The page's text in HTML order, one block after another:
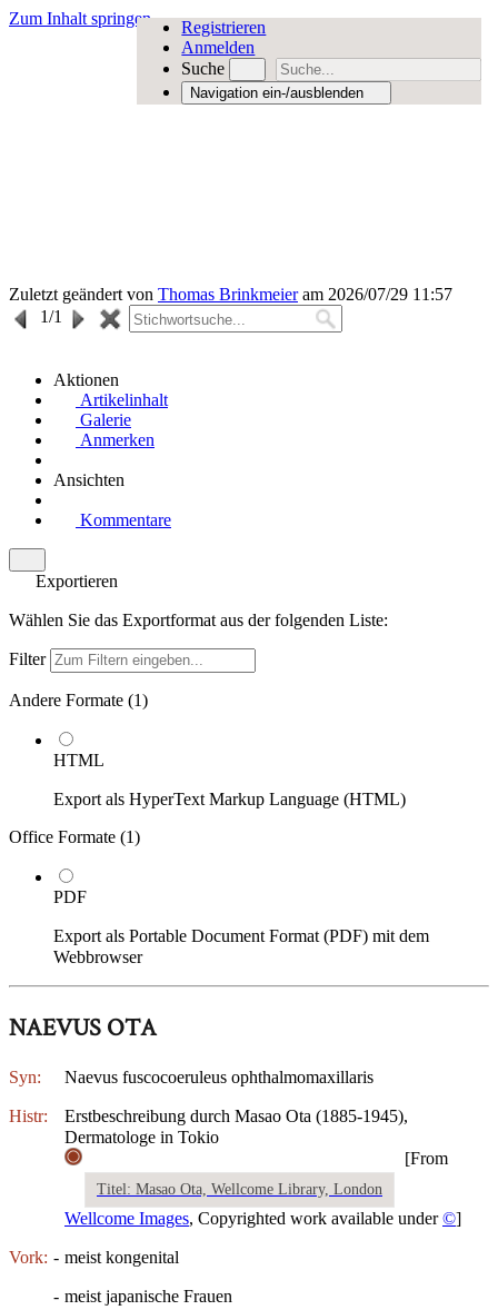
Zum Inhalt springen
Registrieren
Anmelden
Suche
Navigation ein-/ausblenden
Zuletzt geändert von Thomas Brinkmeieram 2026/07/29 11:57
1/1
Aktionen
Artikelinhalt
Galerie
Anmerken
Ansichten
Kommentare
Exportieren
Wählen Sie das Exportformat aus der folgenden Liste:
Filter
Andere Formate (1)
HTML
Export als HyperText Markup Language (HTML)
Office Formate (1)
PDF
Export als Portable Document Format (PDF) mit dem
Webbrowser
NAEVUS OTA
Syn: Naevus fuscocoeruleus ophthalmomaxillaris
Histr:
Erstbeschreibung durch Masao Ota (1885-1945),
Dermatologe in Tokio
Titel: Masao Ota, Wellcome Library, London
[From
Wellcome Images, Copyrighted work available under©]
Vork: - meist kongenital
- meist japanische Frauen